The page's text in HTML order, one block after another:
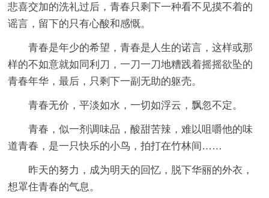
悲喜交加的洗礼过后，青春只剩下一种看不见摸不着的
谣言，留下的只有心酸和感慨。
青春是年少的希望，青春是人生的诺言，这样或那
样的不如意就如同利刀，一刀一刀地糟践着摇摇欲坠的
青春年华，最后，只剩下一副无助的躯壳。
青春无价，平淡如水，一切如浮云，飘忽不定。
青春，似一剂调味品，酸甜苦辣，难以咀嚼他的味
道青春，是一只快乐的小鸟，拍打在竹林间……
昨天的努力，成为明天的回忆，脱下华丽的外衣，
想罩住青春的气息。